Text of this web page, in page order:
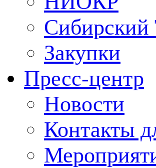
Сибирский
Закупки
Пресс-центр
Новости
Контакты